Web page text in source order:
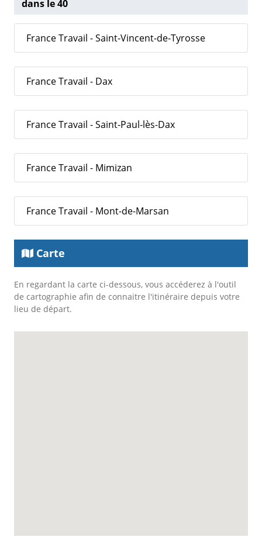
dans le 40
France Travail - Saint-Vincent-de-Tyrosse
France Travail - Dax
France Travail - Saint-Paul-lès-Dax
France Travail - Mimizan
France Travail - Mont-de-Marsan
Carte
En regardant la carte ci-dessous, vous accéderez à l'outil
de cartographie afin de connaitre l'itinéraire depuis votre
lieu de départ.